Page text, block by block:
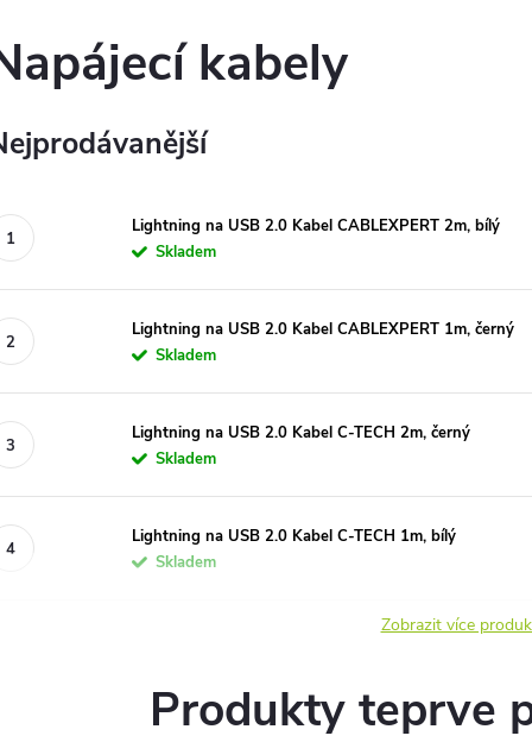
kabely
Lightning na USB 2.0 Kabel CABLEXPERT 2m, bílý
Skladem
Lightning na USB 2.0 Kabel CABLEXPERT 1m, černý
Skladem
Lightning na USB 2.0 Kabel C-TECH 2m, černý
Skladem
Lightning na USB 2.0 Kabel C-TECH 1m, bílý
Skladem
Zobrazit více
Produkty teprve